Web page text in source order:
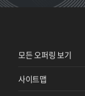
모든 오퍼링 보기
사이트맵